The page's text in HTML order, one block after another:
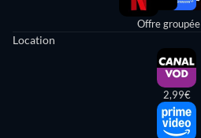
Offre groupée
Location
2,99€